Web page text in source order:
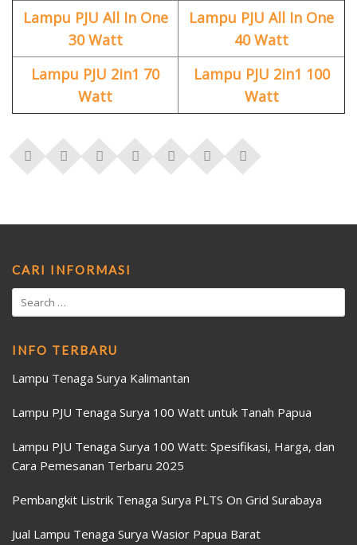
Lampu PJU All In One
30 Watt
Lampu PJU All In One
40 Watt
Lampu PJU 2in1 70
Watt
Lampu PJU 2in1 100
Watt
CARI INFORMASI
INFO TERBARU
Lampu Tenaga Surya Kalimantan
Lampu PJU Tenaga Surya 100 Watt untuk Tanah Papua
Lampu PJU Tenaga Surya 100 Watt: Spesifikasi, Harga, dan
Cara Pemesanan Terbaru 2025
Pembangkit Listrik Tenaga Surya PLTS On Grid Surabaya
Jual Lampu Tenaga Surya Wasior Papua Barat